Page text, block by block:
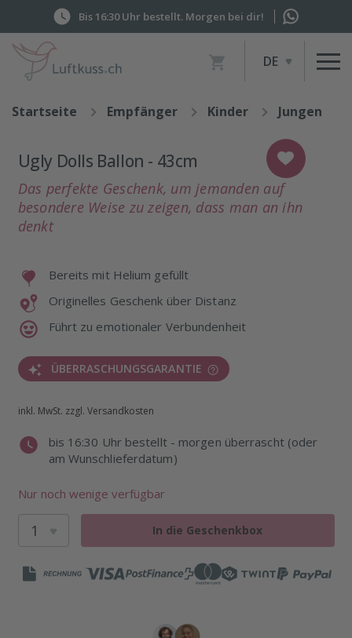
Bis 16:30 Uhr bestellt. Morgen bei dir!
Artikel
Warenkorb
DE
Startseite Empfänger Kinder Jungen
Ugly Dolls Ballon - 43cm
Das perfekte Geschenk, um jemanden auf
besondere Weise zu zeigen, dass man an ihn
denkt
Bereits mit Helium gefüllt
Originelles Geschenk über Distanz
Führt zu emotionaler Verbundenheit
ÜBERRASCHUNGSGARANTIE
inkl. MwSt. zzgl. Versandkosten
bis 16:30 Uhr bestellt - morgen überrascht (oder
am Wunschlieferdatum)
Nur noch wenige verfügbar
In die Geschenkbox